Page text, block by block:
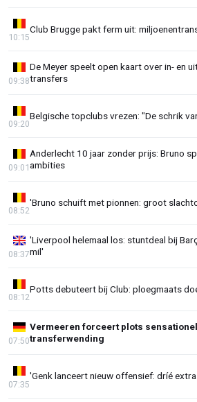
Club Brugge pakt ferm uit:
10:15
De Meyer speelt open kaart over in- en
transfers
09:38
Belgische topclubs vrezen: "De schrik
09:20
Anderlecht 10 jaar zonder prijs: Bruno
ambities
09:01
'Bruno schuift met pionnen: groot
08:52
'Liverpool helemaal los: stuntdeal bij
mil'
08:37
Potts debuteert bij Club: ploegmaats
08:12
Vermeeren forceert plots
transferwending
07:50
'Genk lanceert nieuw offensief: dríé
07:35